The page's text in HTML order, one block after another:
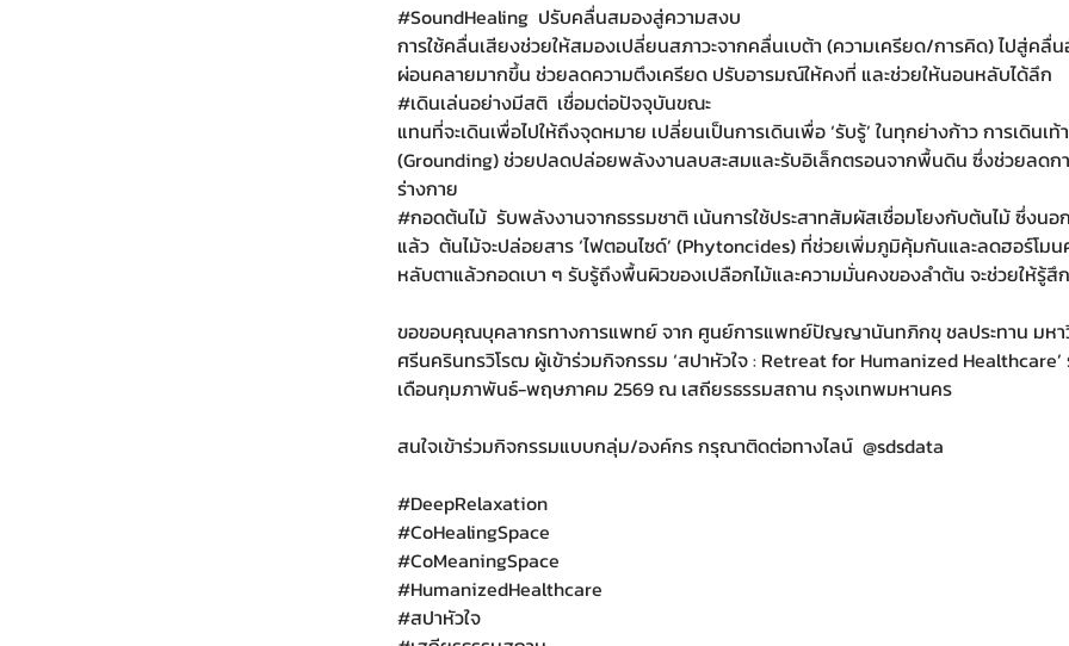
#SoundHealing ปรับคลื่นสมองสู่ความสงบ
การใช้คลื่นเสียงช่วยให้สมองเปลี่ยนสภาวะจากคลื่นเบต้า (ความเครียด/การคิด) ไปสู่คลื่
ผ่อนคลายมากขึ้น ช่วยลดความตึงเครียด ปรับอารมณ์ให้คงที่ และช่วยให้นอนหลับได้ลึก
#เดินเล่นอย่างมีสติ  เชื่อมต่อปัจจุบันขณะ
แทนที่จะเดินเพื่อไปให้ถึงจุดหมาย เปลี่ยนเป็นการเดินเพื่อ ‘รับรู้’ ในทุกย่างก้าว การเดินเท้
(Grounding) ช่วยปลดปล่อยพลังงานลบสะสมและรับอิเล็กตรอนจากพื้นดิน ซึ่งช่วยลดก
ร่างกาย
#กอดตนไม้  รับพลังงานจากธรรมชาติ เน้นการใช้ประสาทสัมผัสเชื่อมโยงกับต้นไม้ ซึ่งน
แล้ว  ต้นไม้จะปล่อยสาร ‘ไฟตอนไซด์’ (Phytoncides) ที่ช่วยเพิ่มภูมิคุ้มกันและลดฮอร์โมน
หลับตาแล้วกอดเบา ๆ รับรู้ถึงพื้นผิวของเปลือกไม้และความมั่นคงของลำต้น จะช่วยให้รู้
ขอขอบคุณบุคลากรทางการแพทย์ จาก ศูนย์การแพทย์ปัญญานันทภิกขุ ชลประทาน มหา
ศรีนครินทรวิโรฒ ผู้เข้าร่วมกิจกรรม ‘สปาหัวใจ : Retreat for Humanized Healthcare’
เดือนกุมภาพันธ์-พฤษภาคม 2569 ณ เสถียรธรรมสถาน กรุงเทพมหานคร
สนใจเข้าร่วมกิจกรรมแบบกลุ่ม/องค์กร กรุณาติดต่อทางไลน์  @sdsdata
#DeepRelaxation
#CoHealingSpace
#CoMeaningSpace
#HumanizedHealthcare
#สปาหัวใจ